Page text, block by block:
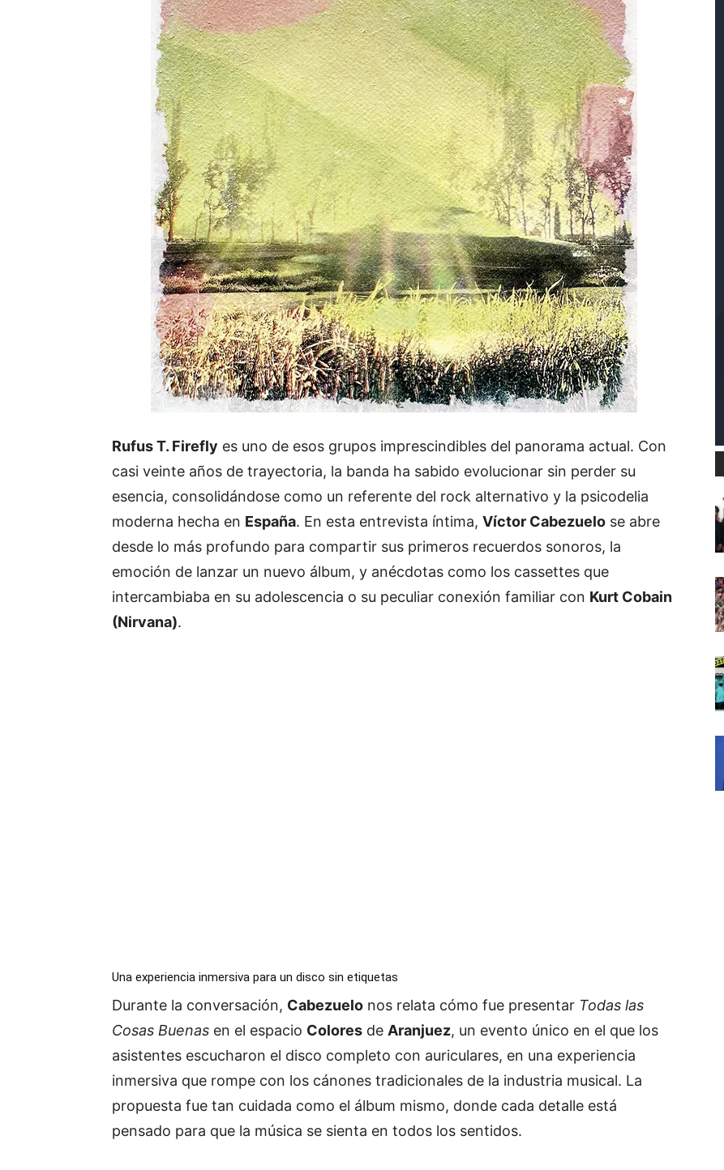
RufusT. Firefly es uno de esos grupos imprescindibles del panorama actual. Con
casi veinte años de trayectoria, la banda ha sabido evolucionar sin perder su
esencia, consolidándose como un referente del rock alternativo y la psicodelia
moderna hecha en España. En esta entrevista íntima, Víctor Cabezuelo se abre
desde lo más profundo para compartir sus primeros recuerdos sonoros, la
emoción de lanzar un nuevo álbum, y anécdotas como los cassettes que
intercambiaba en su adolescencia o su peculiar conexión familiar con Kurt Cobain
(Nirvana).
Una experiencia inmersiva para un disco sin etiquetas
Durante la conversación, Cabezuelo nos relata cómo fue presentar Todas las
Cosas Buenas en el espacio Colores de Aranjuez, un evento único en el que los
asistentes escucharon el disco completo con auriculares, en una experiencia
inmersiva que rompe con los cánones tradicionales de la industria musical. La
propuesta fue tan cuidada como el álbum mismo, donde cada detalle está
pensado para que la música se sienta en todos los sentidos.